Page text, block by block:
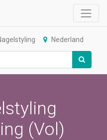
Nederland
(Vol)